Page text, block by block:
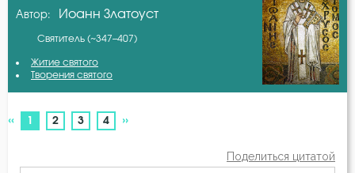
Ангел Хранитель
Антихрист
Авва Дорофей
Амвросий Оптинский (Гренков)
Антоний Великий
Автор: Иоанн Златоуст
Святитель (~347–407)
Житие святого
Творения святого
« 1 (current)
2 3 4 »
Поделиться цитатой